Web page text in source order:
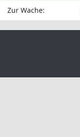
Zur Wache: